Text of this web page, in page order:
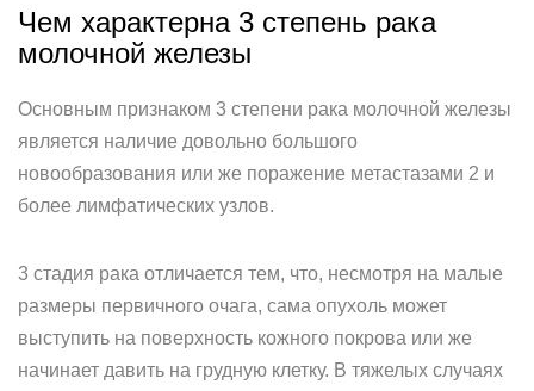
Чем характерна 3 степень рака
молочной железы
Основным признаком 3 степени рака молочной железы
является наличие довольно большого
новообразования или же поражение метастазами 2 и
более лимфатических узлов.
3 стадия рака отличается тем, что, несмотря на малые
размеры первичного очага, сама опухоль может
выступить на поверхность кожного покрова или же
начинает давить на грудную клетку. В тяжелых случаях